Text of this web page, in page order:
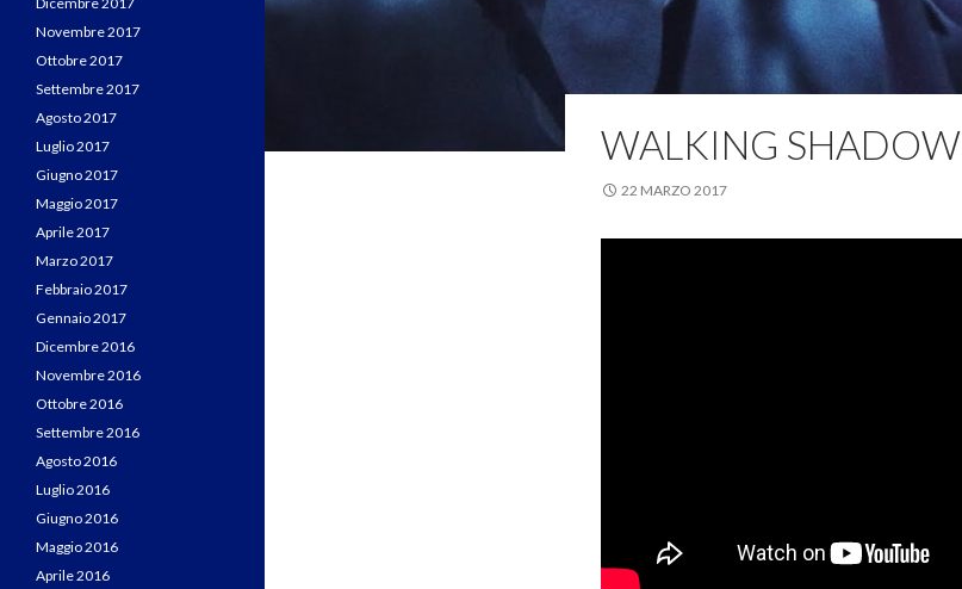
WALKING SHADOW
22 MARZO 2017
Novembre 2017
Ottobre 2017
Settembre 2017
Agosto 2017
Luglio 2017
Giugno 2017
Maggio 2017
Aprile 2017
Marzo 2017
Febbraio 2017
Gennaio 2017
Dicembre 2016
Novembre 2016
Ottobre 2016
Settembre 2016
Agosto 2016
Luglio 2016
Giugno 2016
Maggio 2016
Aprile 2016